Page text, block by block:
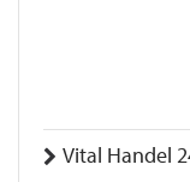
Vital Handel